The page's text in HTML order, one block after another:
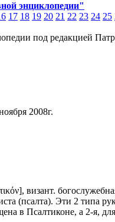
энциклопедии"
17 18 19 20 21 22 23 24 25
под редакцией
2008г.
визант.
(псалта). Эти 2 типа
в Псалтиконе, а 2-я,